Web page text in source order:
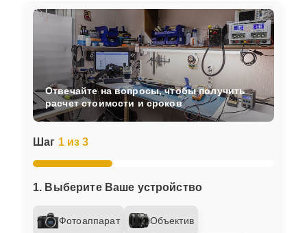
Шаг 1 из 3
1. Выберите Ваше устройство
Фотоаппарат Объектив
Отвечайте на вопросы, чтобы получить
расчет стоимости и сроков